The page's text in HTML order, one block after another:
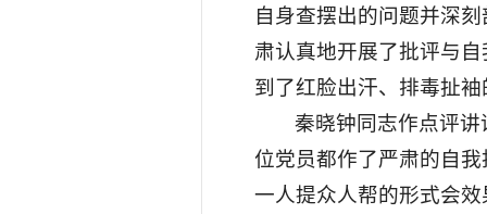
自身查摆出的问题并深
肃认真地开展了批评与
到了红脸出汗、排毒扯
秦晓钟同志作点评
位党员都作了严肃的自
一人提众人帮的形式会